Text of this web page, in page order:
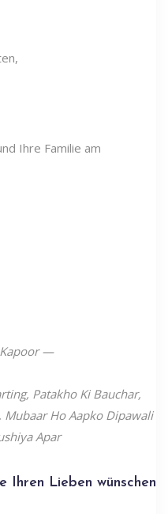
Ihre Familie am
Kapoor —
Patakho Ki Bauchar,
Mubaar Ho Aapko Dipawali
Apar
Ihren Lieben wünschen